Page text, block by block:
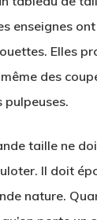
enseignes
Elles
des
pulpeuses.
taille ne
Il doit
nature.